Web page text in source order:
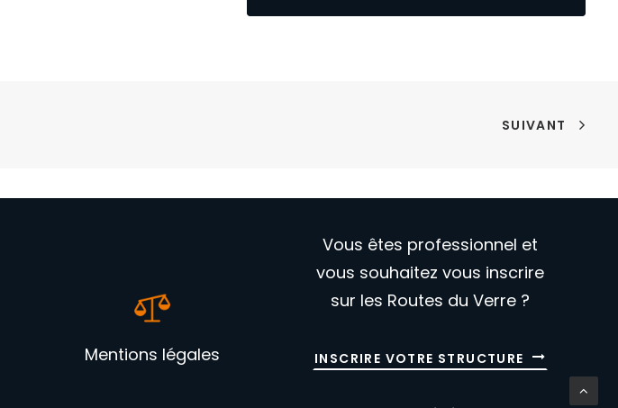
SUIVANT
Mentions légales
Vous êtes professionnel et
vous souhaitez vous inscrire
sur les Routes du Verre ?
INSCRIRE VOTRE STRUCTURE